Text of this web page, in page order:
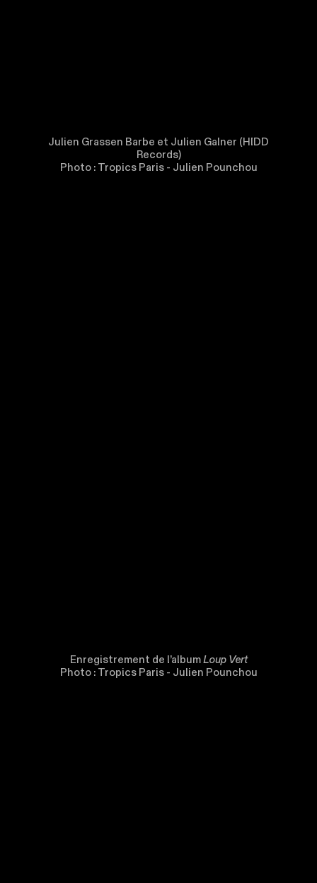
Julien Grassen Barbe et Julien Galner (HIDD
Records)
Photo : Tropics Paris - Julien Pounchou
Enregistrement de l’albumLoup Vert
Photo : Tropics Paris - Julien Pounchou